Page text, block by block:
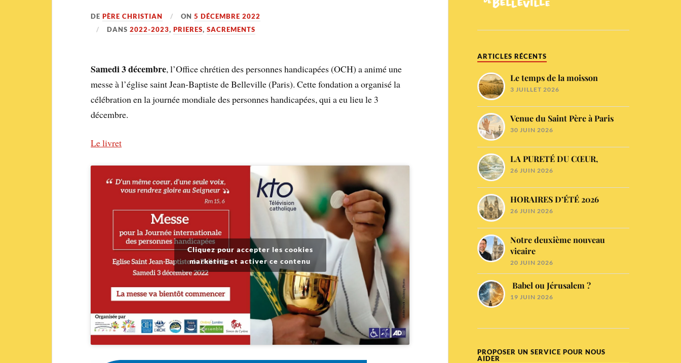
DEPÈRE CHRISTIAN ON5 DÉCEMBRE 2022
DANS2022-2023,PRIERES,SACREMENTS
Samedi 3 décembre, l’Office chrétien des personnes handicapées (OCH) a animé une
messe à l’église saint Jean-Baptiste de Belleville (Paris). Cette fondation a organisé la
célébration en la journée mondiale des personnes handicapées, qui a eu lieu le 3
décembre.
Le livret
Cliquez pour accepter les cookies
marketing et activer ce contenu
ARTICLES RÉCENTS
Le temps de la moisson
3 JUILLET 2026
Venue du Saint Père à Paris
30 JUIN 2026
LA PURETÉ DU CŒUR,
26 JUIN 2026
HORAIRES D’ÉTÉ 2026
26 JUIN 2026
Notre deuxième nouveau
vicaire
20 JUIN 2026
Babel ou Jérusalem ?
19 JUIN 2026
PROPOSER UN SERVICE POUR NOUS
AIDER